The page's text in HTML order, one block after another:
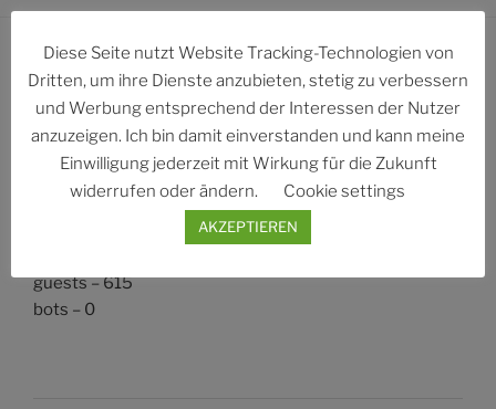
Visitors online – 0:
guests –
The maximum number of visits was – 2018-02-25:
guests – 615
bots – 0
Diese Seite nutzt Website Tracking-Technologien von
Dritten, um ihre Dienste anzubieten, stetig zu verbessern
und Werbung entsprechend der Interessen der Nutzer
anzuzeigen. Ich bin damit einverstanden und kann meine
Einwilligung jederzeit mit Wirkung für die Zukunft
widerrufen oder ändern.
Cookie settings
AKZEPTIEREN